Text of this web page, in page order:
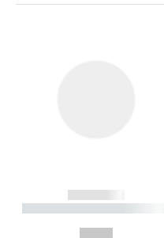
------------
----------- ----------- --------